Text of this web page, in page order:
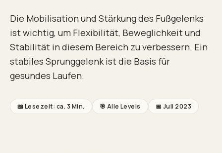
Die Mobilisation und Stärkung des Fußgelenks
ist wichtig, um Flexibilität, Beweglichkeit und
Stabilität in diesem Bereich zu verbessern. Ein
stabiles Sprunggelenk ist die Basis für
gesundes Laufen.
📖 Lesezeit: ca. 3 Min. 🎯 Alle Levels 📅 Juli 2023